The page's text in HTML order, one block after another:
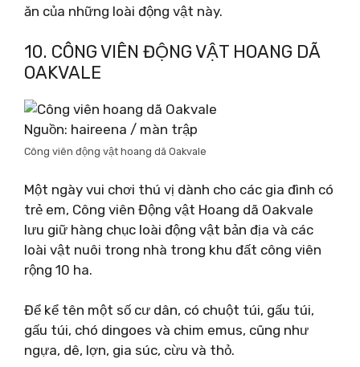
ăn của những loài động vật này.
10. CÔNG VIÊN ĐỘNG VẬT HOANG DÃ
OAKVALE
Nguồn: haireena / màn trập
Công viên động vật hoang dã Oakvale
Một ngày vui chơi thú vị dành cho các gia đình có
trẻ em, Công viên Động vật Hoang dã Oakvale
lưu giữ hàng chục loài động vật bản địa và các
loài vật nuôi trong nhà trong khu đất công viên
rộng 10 ha.
Để kể tên một số cư dân, có chuột túi, gấu túi,
gấu túi, chó dingoes và chim emus, cũng như
ngựa, dê, lợn, gia súc, cừu và thỏ.